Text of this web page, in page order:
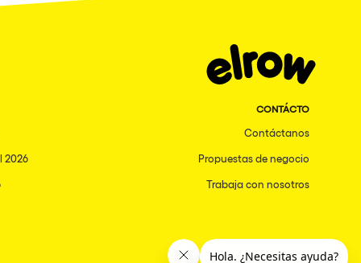
2026
CONTÁCTO
Contáctanos
Propuestas de negocio
Trabaja con nosotros